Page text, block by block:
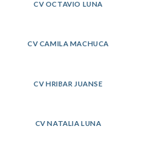
CV OCTAVIO LUNA
CV CAMILA MACHUCA
CV HRIBAR JUANSE
CV NATALIA LUNA